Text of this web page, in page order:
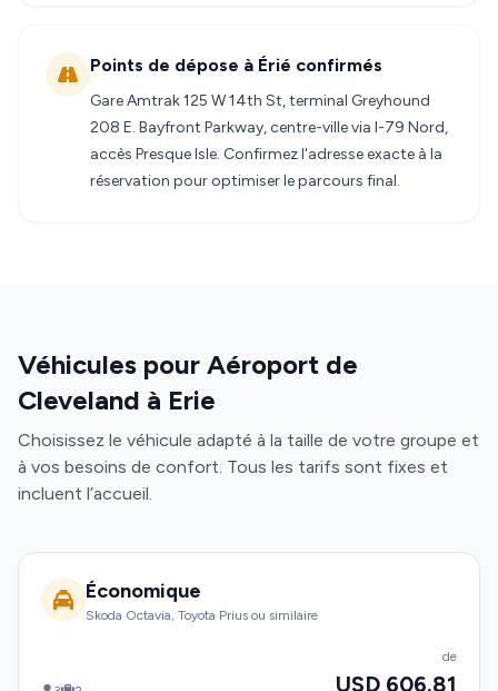
Points de dépose à Érié confirmés
Gare Amtrak 125 W 14th St, terminal Greyhound
208 E. Bayfront Parkway, centre-ville via I-79 Nord,
accès Presque Isle. Confirmez l'adresse exacte à la
réservation pour optimiser le parcours final.
Véhicules pour Aéroport de
Cleveland à Erie
Choisissez le véhicule adapté à la taille de votre groupe et
à vos besoins de confort. Tous les tarifs sont fixes et
incluent l’accueil.
Économique
Skoda Octavia, Toyota Prius ou similaire
de
USD 606.81